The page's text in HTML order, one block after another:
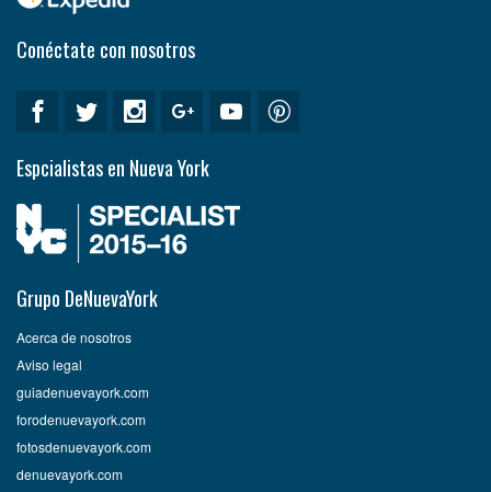
Conéctate con nosotros
Espcialistas en Nueva York
Grupo DeNuevaYork
Acerca de nosotros
Aviso legal
guiadenuevayork.com
forodenuevayork.com
fotosdenuevayork.com
denuevayork.com